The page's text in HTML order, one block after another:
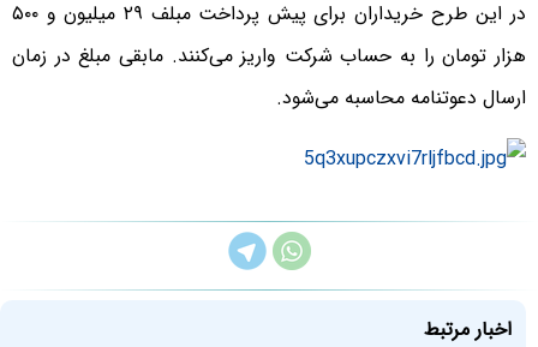
در این طرح خریداران برای پیش پرداخت مبلف ۲۹ میلیون و ۵۰۰
هزار تومان را به حساب شرکت واریز می‌کنند. مابقی مبلغ در زمان
ارسال دعوتنامه محاسبه می‌شود.
اخبار مرتبط